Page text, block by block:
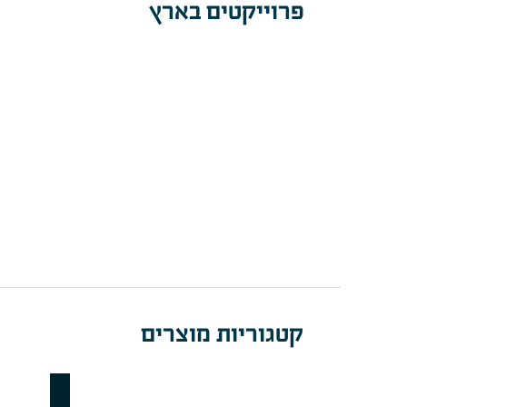
פרוייקטים בארץ
קטגוריות מוצרים